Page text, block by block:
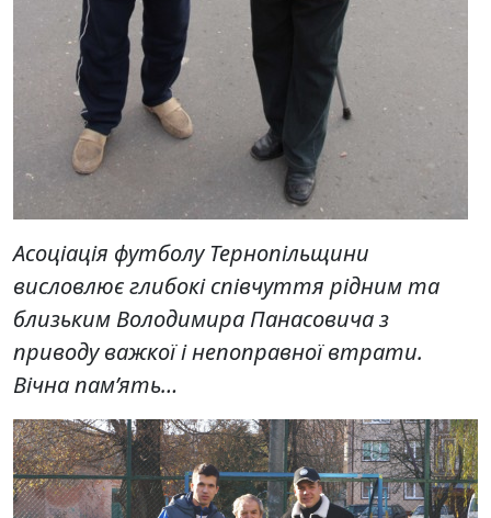
Асоціація футболу Тернопільщини
висловлює глибокі співчуття рідним та
близьким Володимира Панасовича з
приводу важкої і непоправної втрати.
Вічна пам’ять…